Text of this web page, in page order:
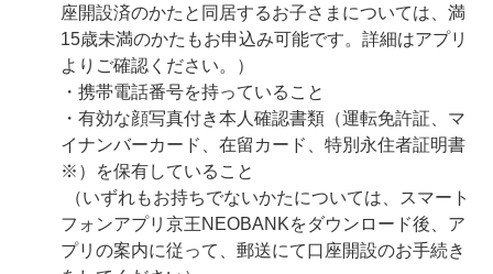
座開設済のかたと同居するお子さまについては、満
15歳未満のかたもお申込み可能です。詳細はアプリ
よりご確認ください。）
・携帯電話番号を持っていること
・有効な顔写真付き本人確認書類（運転免許証、マ
イナンバーカード、在留カード、特別永住者証明書
※）を保有していること
（いずれもお持ちでないかたについては、スマート
フォンアプリ京王NEOBANKをダウンロード後、ア
プリの案内に従って、郵送にて口座開設のお手続き